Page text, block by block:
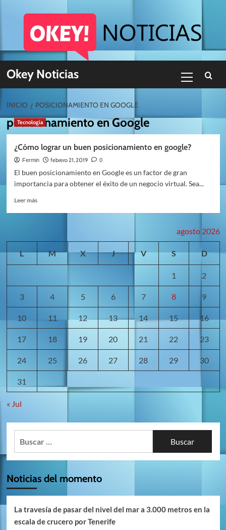
Okey Noticias
primario
INICIO POSICIONAMIENTO EN GOOGLE
posicionamiento en Google
Tecnología
¿Cómo lograr un buen posicionamiento en google?
Fermin febrero 21, 2019 0
El buen posicionamiento en Google es un factor de gran
importancia para obtener el éxito de un negocio virtual. Sea...
Leer másLeer
buen
posicionamiento
google?
agosto 2026
L M X J V S D
1 2
3 4 5 6 7 8 9
10 11 12 13 14 15 16
17 18 19 20 21 22 23
24 25 26 27 28 29 30
31
« Jul
Noticias del momento
La travesía de pasar del nivel del mar a 3.000 metros en la
escala de crucero por Tenerife